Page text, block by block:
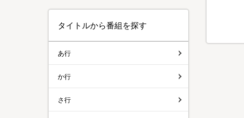
タイトルから番組を探す
あ行
か行
さ行